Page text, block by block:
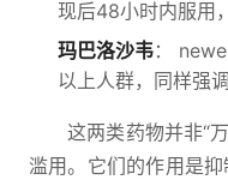
现后48小时内服用
玛巴洛沙韦：
以上人群，同样强
这两类药物并非“
滥用。它们的作用是